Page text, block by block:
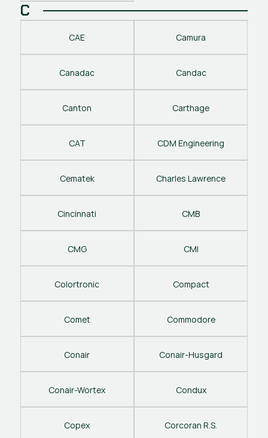
C
CAE Camura
Canadac Candac
Canton Carthage
CAT CDM Engineering
Cematek Charles Lawrence
Cincinnati CMB
CMG CMI
Colortronic Compact
Comet Commodore
Conair Conair-Husgard
Conair-Wortex Condux
Copex Corcoran R.S.